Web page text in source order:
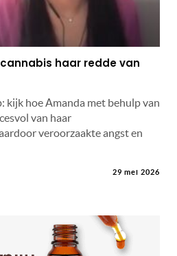
haar redde van
kijk hoe Amanda met behulp van
van haar
veroorzaakte angst en
29 mei 2026